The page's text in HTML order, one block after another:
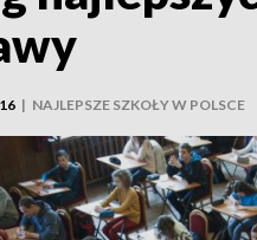
| NAJLEPSZE SZKOŁY W POLSCE